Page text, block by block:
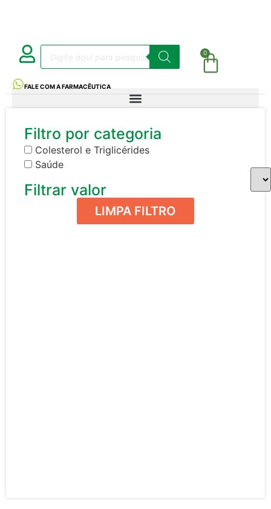
0
FALE COM A FARMACÊUTICA
Filtro por categoria
Colesterol e Triglicérides
Saúde
Filtrar valor
LIMPA FILTRO